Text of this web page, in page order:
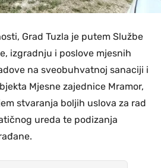
Grad Tuzla je putem Službe
izgradnju i poslove mjesnih
na sveobuhvatnoj sanaciji i
Mjesne zajednice Mramor,
stvaranja boljih uslova za rad
ureda te podizanja